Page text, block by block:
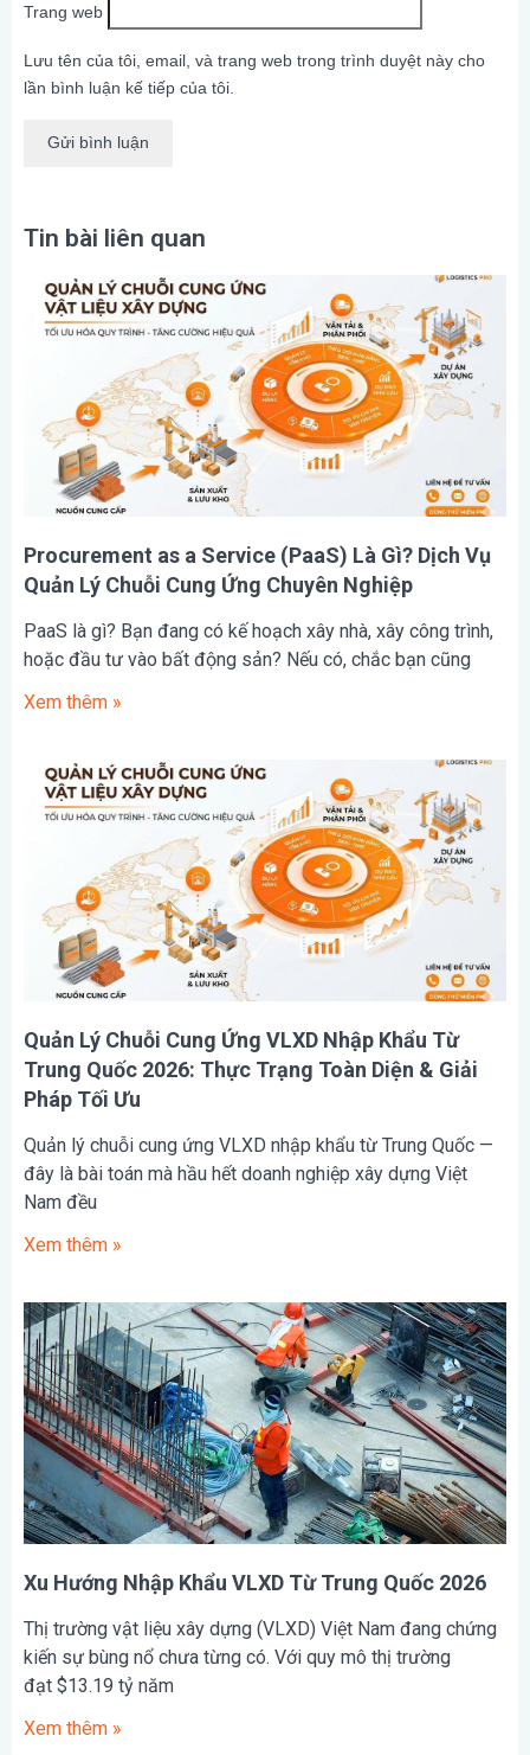
Trang web
Lưu tên của tôi, email, và trang web trong trình duyệt này cho
lần bình luận kế tiếp của tôi.
Tin bài liên quan
Procurement as a Service (PaaS) Là Gì? Dịch Vụ
Quản Lý Chuỗi Cung Ứng Chuyên Nghiệp
PaaS là gì? Bạn đang có kế hoạch xây nhà, xây công trình,
hoặc đầu tư vào bất động sản? Nếu có, chắc bạn cũng
Xem thêm »
Quản Lý Chuỗi Cung Ứng VLXD Nhập Khẩu Từ
Trung Quốc 2026: Thực Trạng Toàn Diện & Giải
Pháp Tối Ưu
Quản lý chuỗi cung ứng VLXD nhập khẩu từ Trung Quốc —
đây là bài toán mà hầu hết doanh nghiệp xây dựng Việt
Nam đều
Xem thêm »
Xu Hướng Nhập Khẩu VLXD Từ Trung Quốc 2026
Thị trường vật liệu xây dựng (VLXD) Việt Nam đang chứng
kiến sự bùng nổ chưa từng có. Với quy mô thị trường
đạt $13.19 tỷ năm
Xem thêm »